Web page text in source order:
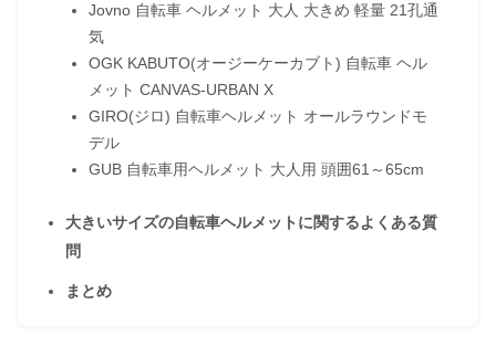
Jovno 自転車 ヘルメット 大人 大きめ 軽量 21孔通
気
OGK KABUTO(オージーケーカブト) 自転車 ヘル
メット CANVAS-URBAN X
GIRO(ジロ) 自転車ヘルメット オールラウンドモ
デル
GUB 自転車用ヘルメット 大人用 頭囲61～65cm
大きいサイズの自転車ヘルメットに関するよくある質
問
まとめ